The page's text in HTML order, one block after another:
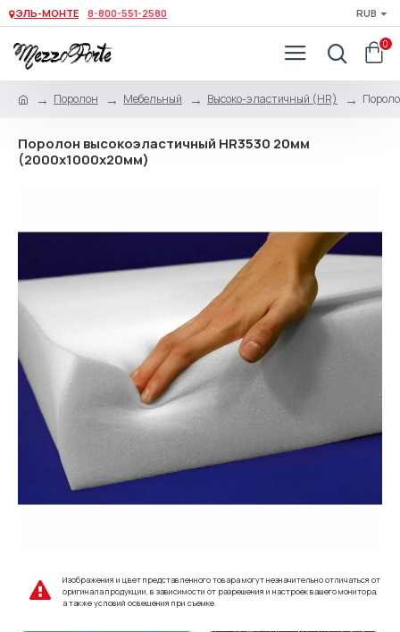
ЭЛЬ-МОНТЕ 8-800-551-2580 RUB
0
Поролон Мебельный Высоко-эластичный (HR)
Поролон высокоэластичный HR3530 20мм
(2000x1000x20мм)
Изображения и цвет представленного товара могут незначительно отличаться от
оригинала продукции, в зависимости от разрешения и настроек вашего монитора,
а также условий освещения при съемке.